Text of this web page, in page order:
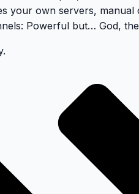
your own servers,
: Powerful but… God,
.